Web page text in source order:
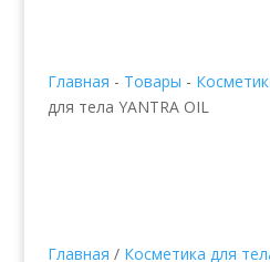
Главная - Товары -
для тела YANTRA OIL
Главная / Косметика для